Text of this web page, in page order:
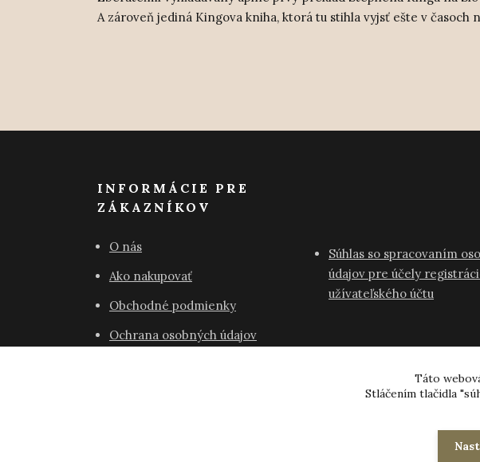
A zároveň jediná Kingova kniha, ktorá tu stihla vyjsť ešte v
INFORMÁCIE PRE
ZÁKAZNÍKOV
O nás
Ako nakupovať
Obchodné podmienky
Ochrana osobných údajov
Súhlas so spracovaním
údajov pre účely
užívateľského účtu
©
Táto
Stláčením tlačidla